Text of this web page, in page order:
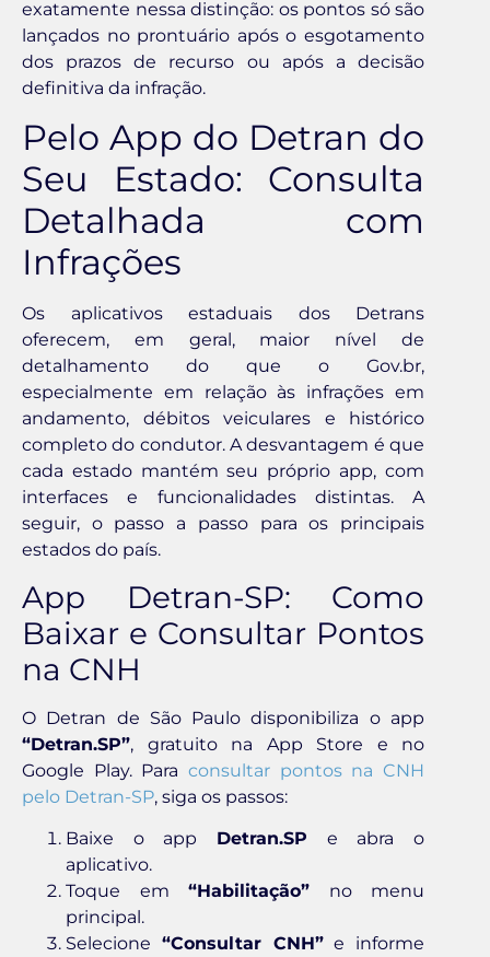
exatamente nessa distinção: os pontos só são
lançados no prontuário após o esgotamento
dos prazos de recurso ou após a decisão
definitiva da infração.
Pelo App do Detran do
Seu Estado: Consulta
Detalhada com
Infrações
Os aplicativos estaduais dos Detrans
oferecem, em geral, maior nível de
detalhamento do que o Gov.br,
especialmente em relação às infrações em
andamento, débitos veiculares e histórico
completo do condutor. A desvantagem é que
cada estado mantém seu próprio app, com
interfaces e funcionalidades distintas. A
seguir, o passo a passo para os principais
estados do país.
App Detran-SP: Como
Baixar e Consultar Pontos
na CNH
O Detran de São Paulo disponibiliza o app
“Detran.SP”, gratuito na App Store e no
Google Play. Para consultar pontos na CNH
pelo Detran-SP, siga os passos:
Baixe o app Detran.SP e abra o
aplicativo.
Toque em “Habilitação” no menu
principal.
Selecione “Consultar CNH”e informe